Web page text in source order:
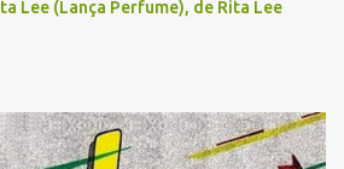
Lee (Lança Perfume), de Rita Lee